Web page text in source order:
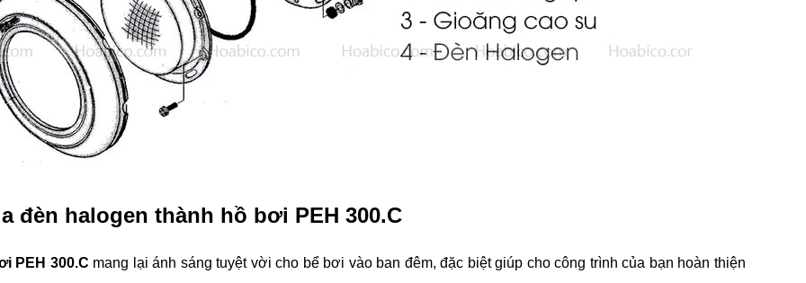
đèn halogen thành hồ bơi PEH 300.C
PEH 300.C mang lại ánh sáng tuyệt vời cho bể bơi vào ban đêm, đặc biệt giúp cho công trình của bạn hoàn thiện